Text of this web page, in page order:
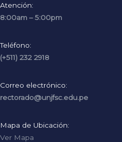
Atención:
8:00am – 5:00pm
Teléfono:
(+511) 232 2918
Correo electrónico:
rectorado@unjfsc.edu.pe
Mapa de Ubicación:
Ver Mapa